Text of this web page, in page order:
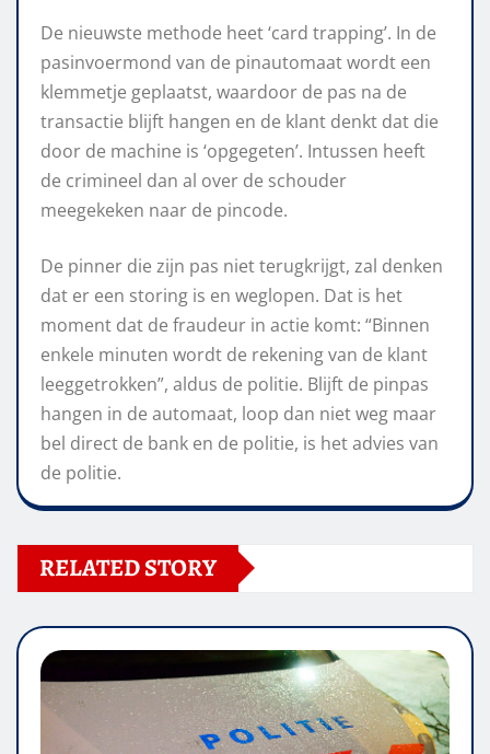
De nieuwste methode heet ‘card trapping’. In de
pasinvoermond van de pinautomaat wordt een
klemmetje geplaatst, waardoor de pas na de
transactie blijft hangen en de klant denkt dat die
door de machine is ‘opgegeten’. Intussen heeft
de crimineel dan al over de schouder
meegekeken naar de pincode.
De pinner die zijn pas niet terugkrijgt, zal denken
dat er een storing is en weglopen. Dat is het
moment dat de fraudeur in actie komt: “Binnen
enkele minuten wordt de rekening van de klant
leeggetrokken”, aldus de politie. Blijft de pinpas
hangen in de automaat, loop dan niet weg maar
bel direct de bank en de politie, is het advies van
de politie.
RELATED STORY